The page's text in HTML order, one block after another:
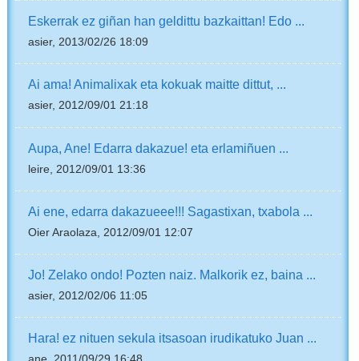
Eskerrak ez giñan han geldittu bazkaittan! Edo ...
asier, 2013/02/26 18:09
Ai ama! Animalixak eta kokuak maitte dittut, ...
asier, 2012/09/01 21:18
Aupa, Ane! Edarra dakazue! eta erlamiñuen ...
leire, 2012/09/01 13:36
Ai ene, edarra dakazueee!!! Sagastixan, txabola ...
Oier Araolaza, 2012/09/01 12:07
Jo! Zelako ondo! Pozten naiz. Malkorik ez, baina ...
asier, 2012/02/06 11:05
Hara! ez nituen sekula itsasoan irudikatuko Juan ...